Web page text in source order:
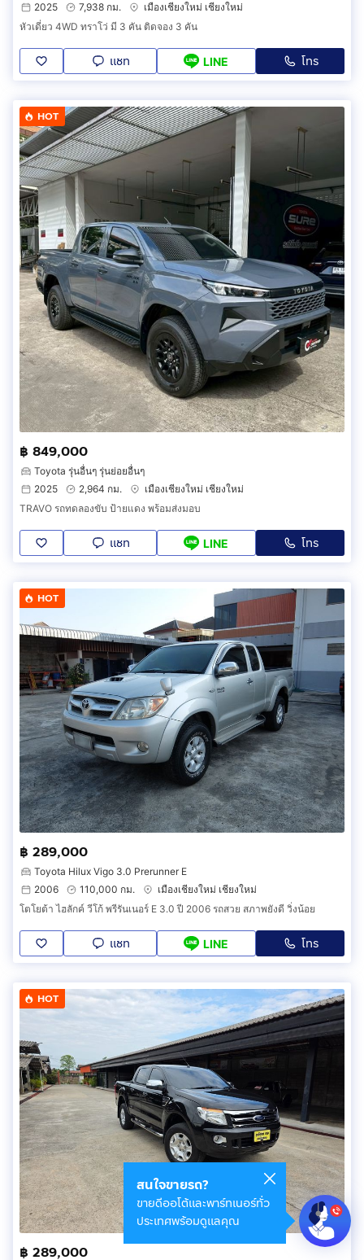
2025
7,938 กม.
เมืองเชียงใหม่ เชียงใหม่
หัวเดี่ยว 4WD ทราโว่ มี 3 คัน ติดจอง 3 คัน
แชท LINE โทร
HOT
฿ 849,000
Toyota รุ่นอื่นๆ รุ่นย่อยอื่นๆ
2025
2,964 กม.
เมืองเชียงใหม่ เชียงใหม่
TRAVO รถทดลองขับ ป้ายแดง พร้อมส่งมอบ
แชท LINE โทร
HOT
฿ 289,000
Toyota Hilux Vigo 3.0 Prerunner E
2006
110,000 กม.
เมืองเชียงใหม่ เชียงใหม่
โตโยต้า ไฮลักค์ วีโก้ พรีรันเนอร์ E 3.0 ปี 2006 รถสวย สภาพยังดี วิ่งน้อย
แชท LINE โทร
HOT
฿ 289,000
สนใจขายรถ?
ขายดีออโต้และพาร์ทเนอร์ทั่ว
ประเทศพร้อมดูแลคุณ